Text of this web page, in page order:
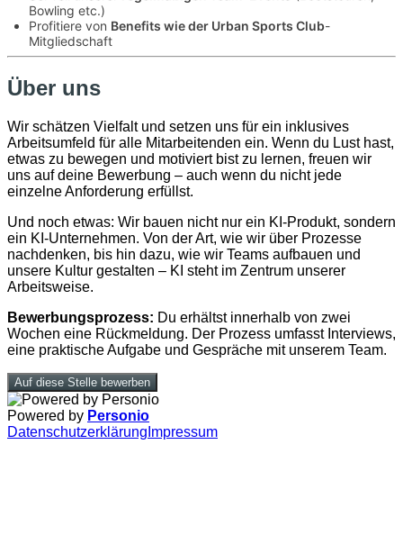
Bowling etc.)
Profitiere von Benefits wie der Urban Sports Club-
Mitgliedschaft
Über uns
Wir schätzen Vielfalt und setzen uns für ein inklusives
Arbeitsumfeld für alle Mitarbeitenden ein. Wenn du Lust hast,
etwas zu bewegen und motiviert bist zu lernen, freuen wir
uns auf deine Bewerbung – auch wenn du nicht jede
einzelne Anforderung erfüllst.
Und noch etwas: Wir bauen nicht nur ein KI-Produkt, sondern
ein KI-Unternehmen. Von der Art, wie wir über Prozesse
nachdenken, bis hin dazu, wie wir Teams aufbauen und
unsere Kultur gestalten – KI steht im Zentrum unserer
Arbeitsweise.
Bewerbungsprozess: Du erhältst innerhalb von zwei
Wochen eine Rückmeldung. Der Prozess umfasst Interviews,
eine praktische Aufgabe und Gespräche mit unserem Team.
Auf diese Stelle bewerben
Powered by Personio
Datenschutzerklärung Impressum